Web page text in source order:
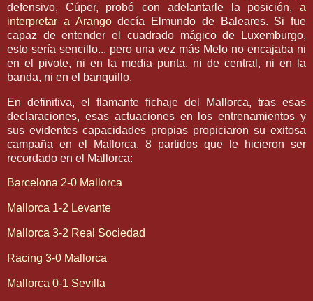
defensivo, Cúper, probó con adelantarle la posición,a
interpretar a Arango decía Elmundo de Baleares. Si fue
capaz de entender el cuadrado mágico de
Luxemburgo,
esto sería sencillo... pero una vez más Melo no encajaba ni
en el pivote, ni en la media punta, ni de central, ni en la
banda, ni en el banquillo.
En definitiva, el flamante fichaje del Mallorca, tras esas
declaraciones, esas actuaciones en los entrenamientos y
sus evidentes capacidades propias propiciaron su exitosa
campaña en el
Mallorca. 8 partidos que le hicieron ser
recordado en el Mallorca:
Barcelona 2-0 Mallorca
Mallorca 1-2 Levante
Mallorca 3-2 Real Sociedad
Racing 3-0 Mallorca
Mallorca 0-1 Sevilla